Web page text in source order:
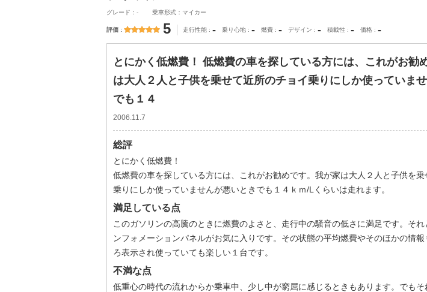
グレード：- 乗車形式：マイカー
評価 5 走行性能 - 乗り心地 - 燃費 - デザイン - 積載性 - 価格 -
とにかく低燃費！ 低燃費の車を探している方には、これがお勧
は大人２人と子供を乗せて近所のチョイ乗りにしか使っていま
でも１４
2006.11.7
総評
とにかく低燃費！
低燃費の車を探している方には、これがお勧めです。我が家は大人２人と子供を乗
乗りにしか使っていませんが悪いときでも１４ｋｍ/Lくらいは走れます。
満足している点
このガソリンの高騰のときに燃費のよさと、走行中の騒音の低さに満足です。それ
ンフォメーションパネルがお気に入りです。その状態の平均燃費やそのほかの情
ろ表示され使っていても楽しい１台です。
不満な点
低重心の時代の流れからか乗車中、少し中が窮屈に感じるときもあります。でもそ